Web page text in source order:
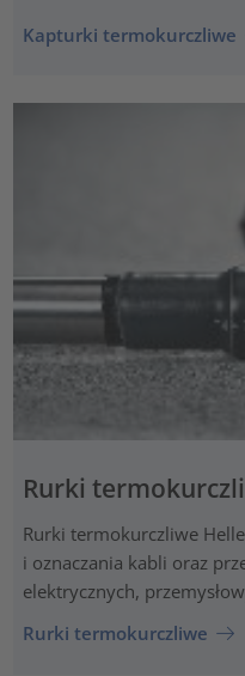
Kapturki termokurczliwe
Rurki
Rurki termokurczliwe
i oznaczania kabli oraz
elektrycznych,
Rurki termokurczliwe